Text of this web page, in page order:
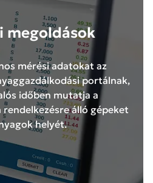
megoldások
mérési adatokat az
portálnak,
időben mutatja a
álló gépeket
helyét.